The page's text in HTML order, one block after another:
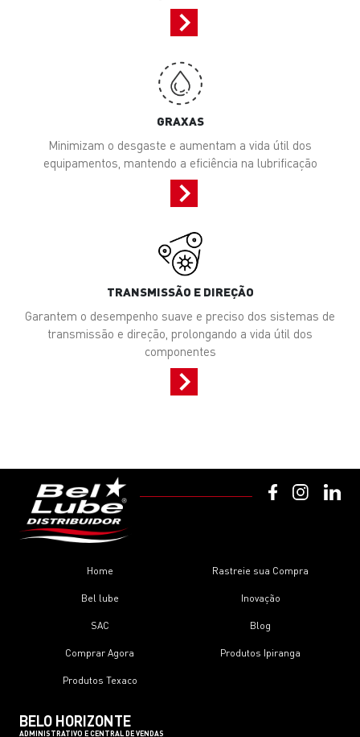
GRAXAS
Minimizam o desgaste e aumentam a vida útil dos
equipamentos, mantendo a eficiência na lubrificação
TRANSMISSÃO E DIREÇÃO
Garantem o desempenho suave e preciso dos sistemas de
transmissão e direção, prolongando a vida útil dos
componentes
Home Rastreie sua Compra
Bel lube Inovação
SAC Blog
Comprar Agora Produtos Ipiranga
Produtos Texaco
BELO HORIZONTE
ADMINISTRATIVO E CENTRAL DE VENDAS